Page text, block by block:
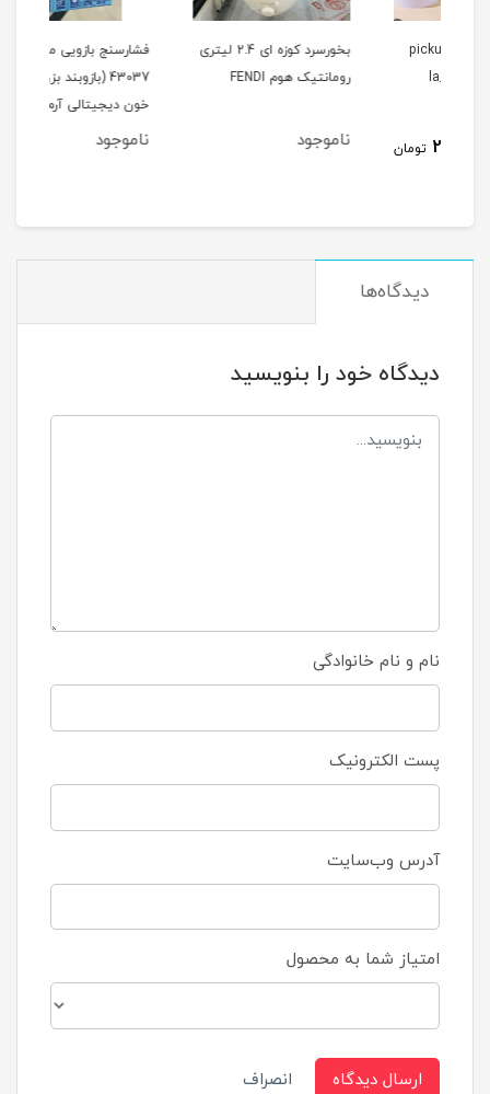
بخورسرد کوزه ای 2.4 لیتری
رومانتیک هوم FENDI
ناموجود
فشارسنج بازویی مدل
43037 (بازوبند بزرگ) فشار
خون دیجیتالی آرم استایل
دیدگاه‌ها
دیدگاه خود را بنویسید
نام و نام خانوادگی
پست الکترونیک
آدرس وب‌سایت
امتیاز شما به محصول
ارسال دیدگاه انصراف